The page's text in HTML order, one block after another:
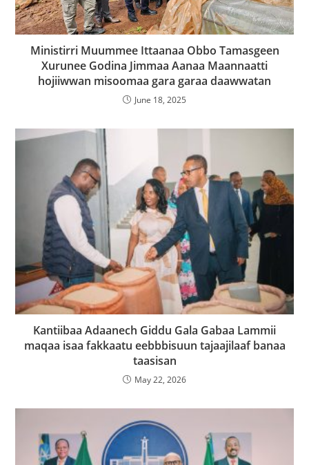
Ministirri Muummee Ittaanaa Obbo Tamasgeen
Xurunee Godina Jimmaa Aanaa Maannaatti
hojiiwwan misoomaa gara garaa daawwatan
June 18, 2025
Kantiibaa Adaanech Giddu Gala Gabaa Lammii
maqaa isaa fakkaatu eebbbisuun tajaajilaaf banaa
taasisan
May 22, 2026